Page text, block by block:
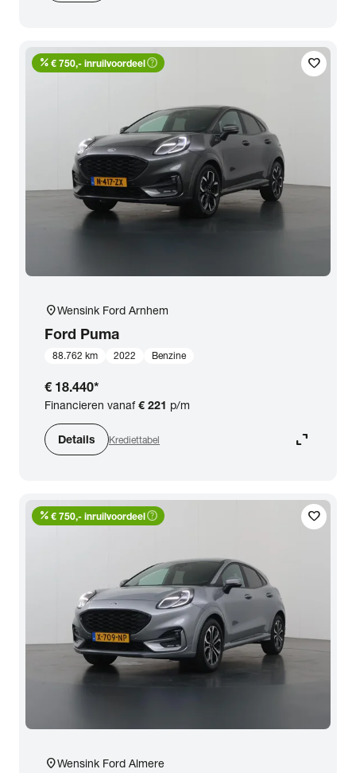
favorite
percent € 750,- inruilvoordeelhelp_outline
location_onWensink Ford Arnhem
Ford Puma
88.762 km 2022 Benzine
€ 18.440*
Financieren vanaf€ 221 p/m
Details Krediettabel expand_content
favorite
percent € 750,- inruilvoordeelhelp_outline
location_onWensink Ford Almere